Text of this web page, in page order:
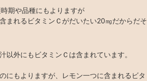
期や品種にもよりますが
まれるビタミンＣがだいたい20㎎だからだそ
以外にもビタミンＣは含まれています。
にもよりますが、レモン一つに含まれるビタ